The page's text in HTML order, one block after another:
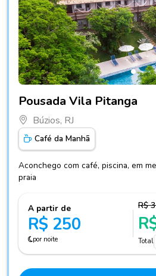
Pousada Vila Pitanga
Búzios, RJ
Café da Manhã
Aconchego com café, piscina, em
praia
A partir de
R$ 250
por noite
R$
Total